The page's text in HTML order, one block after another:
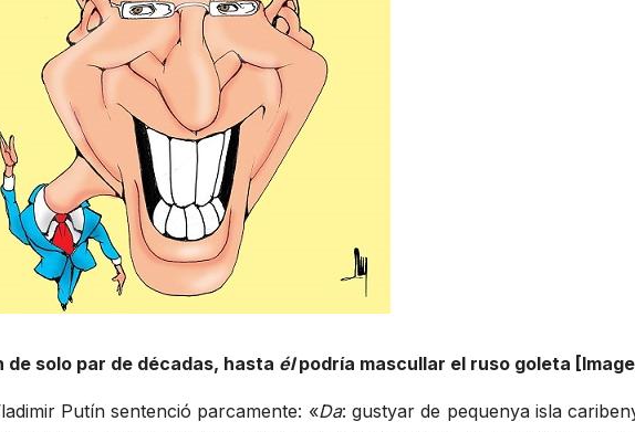
solo par de décadas, hasta élpodría mascullar el ruso goleta
Putín sentenció parcamente: «Da: gustyar de pequenya isla